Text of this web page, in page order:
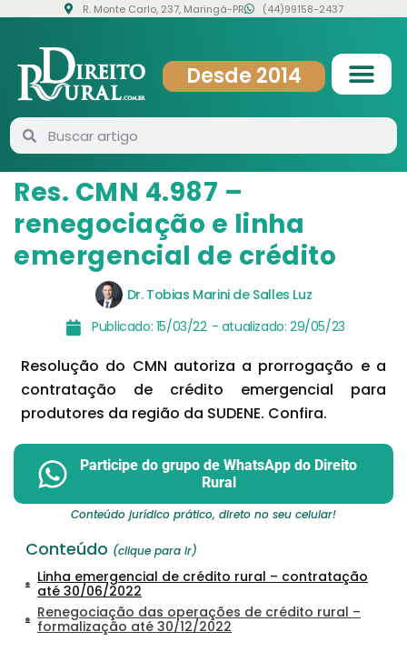
R. Monte Carlo, 237, Maringá-PR (44)99158-2437
Desde 2014
Res. CMN 4.987 –
renegociação e linha
emergencial de crédito
Dr. Tobias Marini de Salles Luz
Publicado: 15/03/22 - atualizado: 29/05/23
Resolução do CMN autoriza a prorrogação e a
contratação de crédito emergencial para
produtores da região da SUDENE. Confira.
Participe do grupo de WhatsApp do Direito
Rural
Conteúdo jurídico prático, direto no seu celular!
Conteúdo (clique para ir)
Linha emergencial de crédito rural – contratação
até 30/06/2022
Renegociação das operações de crédito rural –
formalização até 30/12/2022